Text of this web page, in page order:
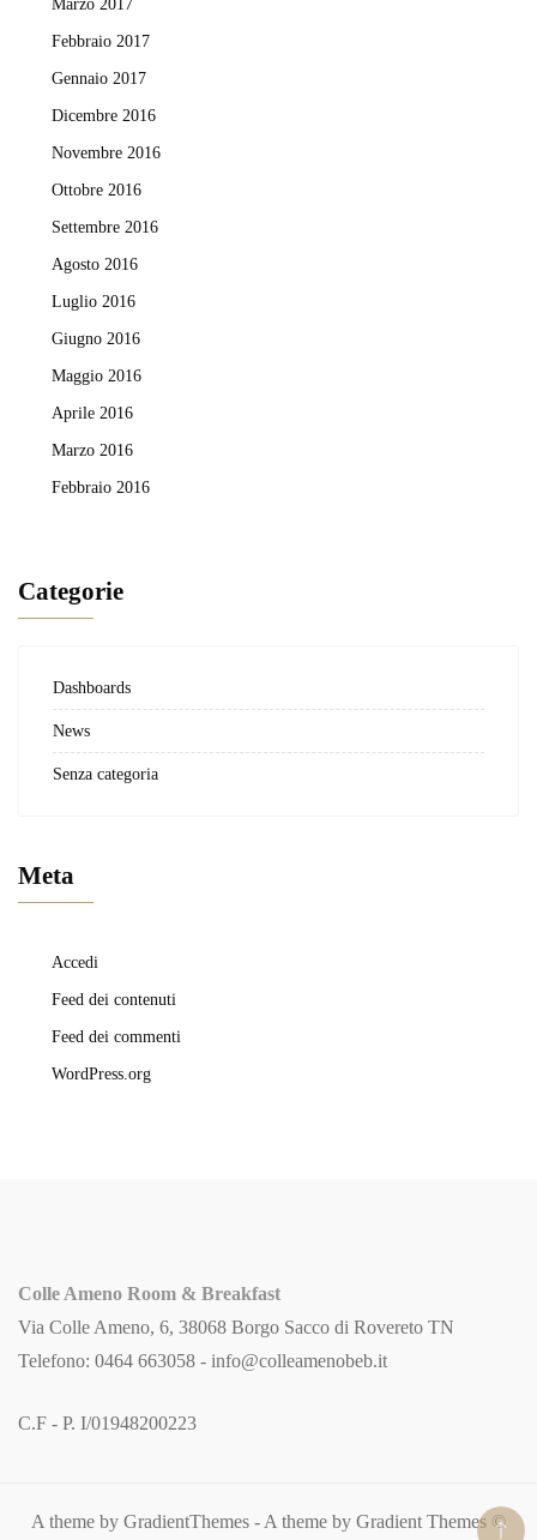
Febbraio 2017
Gennaio 2017
Dicembre 2016
Novembre 2016
Ottobre 2016
Settembre 2016
Agosto 2016
Luglio 2016
Giugno 2016
Maggio 2016
Aprile 2016
Marzo 2016
Febbraio 2016
Categorie
Dashboards
News
Senza categoria
Meta
Accedi
Feed dei contenuti
Feed dei commenti
WordPress.org
Colle Ameno Room & Breakfast
Via Colle Ameno, 6, 38068 Borgo Sacco di Rovereto TN
Telefono: 0464 663058 - info@colleamenobeb.it
C.F - P. I/01948200223
A theme by GradientThemes - A theme by Gradient Themes ©